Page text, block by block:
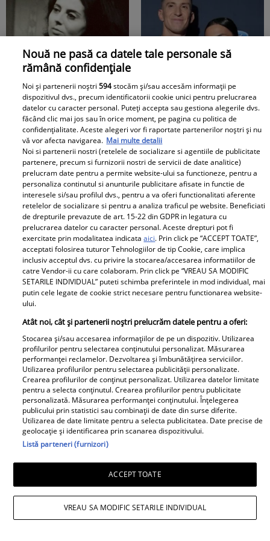
mă...”
nu se aștepta să scoată
la iveală și ACEST
AMĂNUNT ce i-a lăsat
pe mulți fără replică:
"M-am lămurit"
Boala care a rapus-o pe
Adela Marculescu. De
ce ajunsese in scaun cu
rotile: &quot;In urma cu
un an...&quot; Vezi mai
mult
mamei lui Rares Cojoc
dupa divortul de
Andreea Popescu. Ce i-a
comentat public fostei
nurori
Doliu în familia lui Miraj
Tzunami! Fiica artistului
și-a luat rămas-bun
printr-un mesaj dureros
Surpriză în showbiz-ul
românesc! Valentin
Sanfira și Codruța Filip,
împreună ....
Retete
Salată de dovlecei cu
iaurt și usturoi – rețeta
perfectă pentru vară
Înghețată de pepene
roșu - desertul verii
pentru toată familia
Nouă ne pasă ca datele tale personale să
rămână confidențiale
Noi și partenerii noștri594stocăm și/sau accesăm informații pe
dispozitivul dvs., precum identificatorii cookie unici pentru prelucrarea
datelor cu caracter personal. Puteți accepta sau gestiona alegerile dvs.
făcând clic mai jos sau în orice moment, pe pagina cu politica de
confidențialitate. Aceste alegeri vor fi raportate partenerilor noștri și nu
vă vor afecta navigarea. Mai multe detalii
Noi si partenerii nostri (retelele de socializare si agentiile de publicitate
partenere, precum si furnizorii nostri de servicii de date analitice)
prelucram date pentru a permite website-ului sa functioneze, pentru a
personaliza continutul si anunturile publicitare afisate in functie de
interesele si/sau profilul dvs., pentru a va oferi functionalitati aferente
retelelor de socializare si pentru a analiza traficul pe website. Beneficiati
de drepturile prevazute de art. 15-22 din GDPR in legatura cu
prelucrarea datelor cu caracter personal. Aceste drepturi pot fi
exercitate prin modalitatea indicataaici. Prin click pe “ACCEPT TOATE”,
acceptati folosirea tuturor Tehnologiilor de tip Cookie, care implica
inclusiv acceptul dvs. cu privire la stocarea/accesarea informatiilor de
catre Vendor-ii cu care colaboram. Prin click pe “VREAU SA MODIFIC
SETARILE INDIVIDUAL” puteti schimba preferintele in mod individual, mai
putin cele legate de cookie strict necesare pentru functionarea website-
ului.
Atât noi, cât și partenerii noștri prelucrăm datele pentru a oferi:
Stocarea și/sau accesarea informațiilor de pe un dispozitiv. Utilizarea
profilurilor pentru selectarea conținutului personalizat. Măsurarea
performanței reclamelor. Dezvoltarea și îmbunătățirea serviciilor.
Utilizarea profilurilor pentru selectarea publicității personalizate.
Crearea profilurilor de conținut personalizat. Utilizarea datelor limitate
pentru a selecta conținutul. Crearea profilurilor pentru publicitate
personalizată. Măsurarea performanței conținutului. Înțelegerea
publicului prin statistici sau combinații de date din surse diferite.
Utilizarea de date limitate pentru a selecta publicitatea. Date precise de
geolocație și identificarea prin scanarea dispozitivului.
Listă parteneri (furnizori)
ACCEPT TOATE
VREAU SA MODIFIC SETARILE INDIVIDUAL